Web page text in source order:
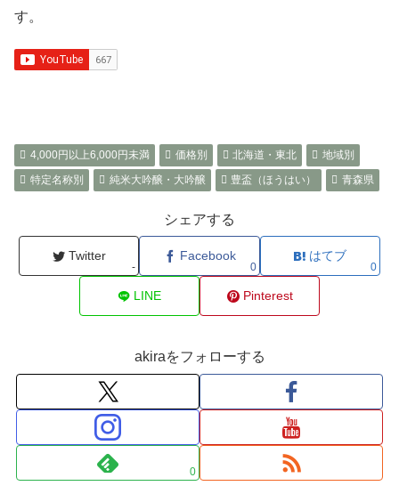
す。
4,000円以上6,000円未満 価格別 北海道・東北
地域別
特定名称別
純米大吟醸・大吟醸 豊盃（ほうはい） 青森県
シェアする
Twitter
-
Facebook
0
はてブ
0
LINE Pinterest
akiraをフォローする
0